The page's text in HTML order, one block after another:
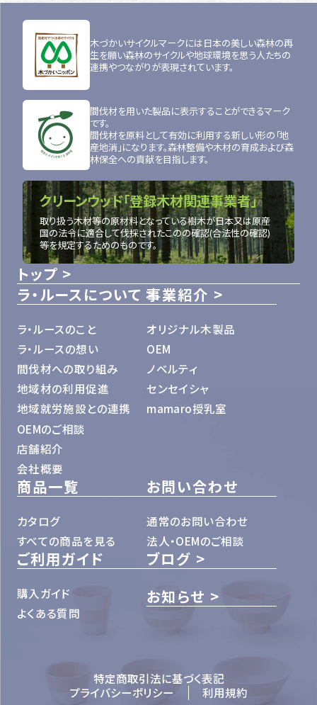
トップ
ラ・ルースについて
ラ・ルースのこと
ラ・ルースの想い
間伐材への取り組み
地域材の利用促進
地域就労施設との連携
OEMのご相談
店舗紹介
会社概要
事業紹介
オリジナル木製品
OEM
ノベルティ
センセイシャ
mamaro授乳室
商品一覧
カタログ
すべての商品を見る
お問い合わせ
通常のお問い合わせ
法人・OEMのご相談
ご利用ガイド
購入ガイド
よくある質問
ブログ
お知らせ
木づかいサイクルマークには日本の美しい森林の再
生を願い森林のサイクルや地球環境を思う人たちの
連携やつながりが表現されています。
間伐材を用いた製品に表示することができるマーク
です。
間伐材を原料として有効に利用する新しい形の「地
産地消」になります。森林整備や木材の育成および森
林保全への貢献を目指します。
クリーンウッド「登録木材関連事業者」
取り扱う木材等の原材料となっている樹木が日本又は原産
国の法令に適合して伐採されたこのの確認(合法性の確認)
等を規定するためのものです。
特定商取引法に基づく表記
プライバシーポリシー
利用規約